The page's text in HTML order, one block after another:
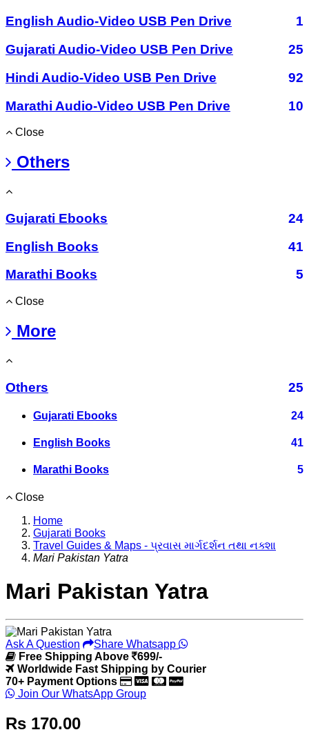
English Audio-Video USB Pen Drive
1
Gujarati Audio-Video USB Pen Drive
25
Hindi Audio-Video USB Pen Drive
92
Marathi Audio-Video USB Pen Drive
10
Close
Others
Gujarati Ebooks
24
English Books
41
Marathi Books
5
Close
More
Others 25
Gujarati Ebooks 24
English Books 41
Marathi Books 5
Close
Home
Gujarati Books
Travel Guides & Maps - પ્રવાસ માર્ગદર્શન તથા નક્શા
Mari Pakistan Yatra
Mari Pakistan Yatra
Ask A Question
Share Whatsapp
Free Shipping Above
699/-
Worldwide Fast Shipping by Courier
70+ Payment Options
Join Our WhatsApp Group
Rs 170.00